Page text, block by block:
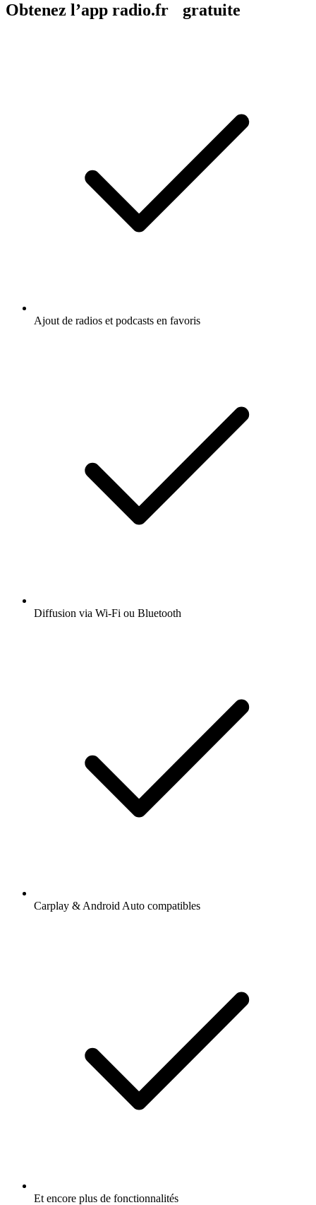
Obtenez l’app radio.fr gratuite
Ajout de radios et podcasts en favoris
Diffusion via Wi-Fi ou Bluetooth
Carplay & Android Auto compatibles
Et encore plus de fonctionnalités